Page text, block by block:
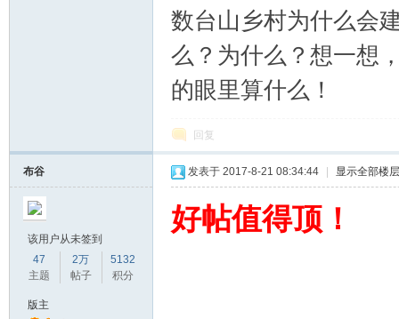
数台山乡村为什么会
么？为什么？想一想
的眼里算什么！
回复
布谷
该用户从未签到
47
主题
2万
帖子
5132
积分
版主
发表于 2017-8-21 08:34:44 显示全部楼层
好帖值得顶！